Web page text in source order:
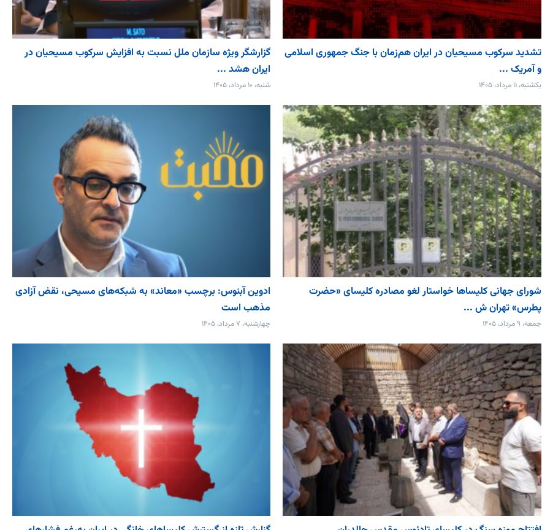
تشدید سرکوب مسیحیان در ایران هم‌زمان با جنگ جمهوری اسلامی
و آمریک ...
یکشنبه، ۱۱ مرداد، ۱۴۰۵
گزارشگر ویژه سازمان ملل نسبت به افزایش سرکوب مسیحیان در
ایران هشد ...
شنبه، ۱۰ مرداد، ۱۴۰۵
شورای جهانی کلیساها خواستار لغو مصادره کلیسای «حضرت
پطرس» تهران ش ...
جمعه، ۹ مرداد، ۱۴۰۵
ادوین آبنوس: برچسب «معاند» به شبکه‌های مسیحی، نقض آزادی
مذهب است
چهارشنبه، ۷ مرداد، ۱۴۰۵